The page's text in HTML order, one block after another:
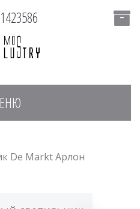
De Markt Арлон